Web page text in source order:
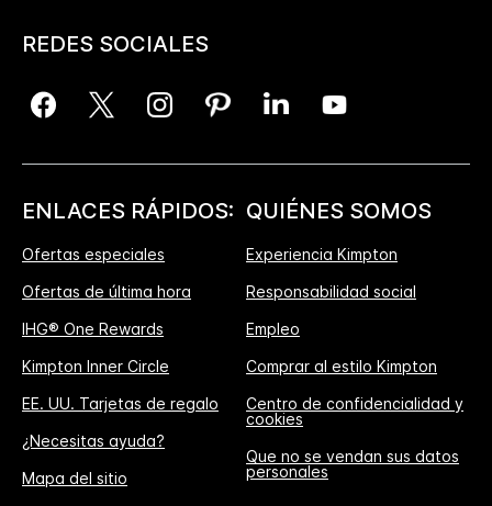
REDES SOCIALES
ENLACES RÁPIDOS:
Ofertas especiales
Ofertas de última hora
IHG® One Rewards
Kimpton Inner Circle
EE. UU. Tarjetas de regalo
¿Necesitas ayuda?
Mapa del sitio
QUIÉNES SOMOS
Experiencia Kimpton
Responsabilidad social
Empleo
Comprar al estilo Kimpton
Centro de confidencialidad y
cookies
Que no se vendan sus datos
personales